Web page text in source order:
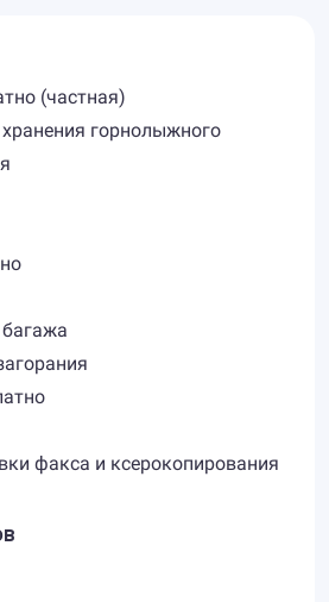
(частная)
горнолыжного
факса и ксерокопирования